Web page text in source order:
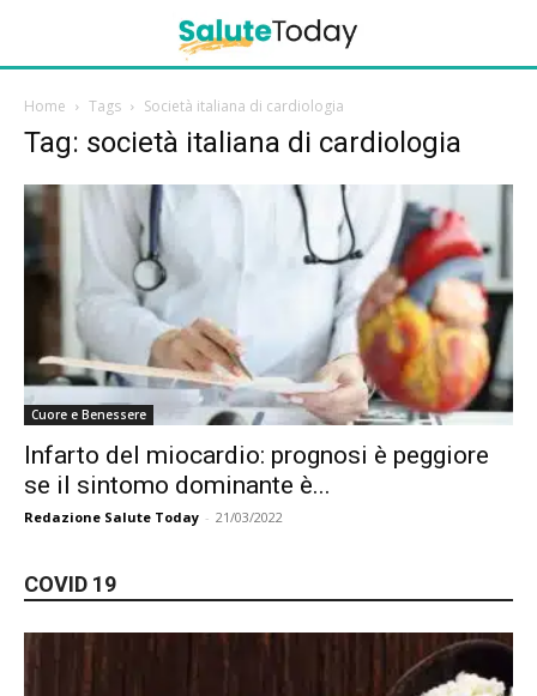
Home Tags Società italiana di cardiologia
Tag: società italiana di cardiologia
Cuore e Benessere
Infarto del miocardio: prognosi è peggiore
se il sintomo dominante è...
Redazione Salute Today - 21/03/2022
COVID 19